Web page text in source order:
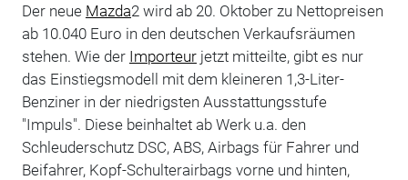
Der neue Mazda2 wird ab 20. Oktober zu Nettopreisen
ab 10.040 Euro in den deutschen Verkaufsräumen
stehen. Wie der Importeurjetzt mitteilte, gibt es nur
das Einstiegsmodell mit dem kleineren 1,3-Liter-
Benziner in der niedrigsten Ausstattungsstufe
"Impuls". Diese beinhaltet ab Werk u.a. den
Schleuderschutz DSC, ABS, Airbags für Fahrer und
Beifahrer, Kopf-Schulterairbags vorne und hinten,